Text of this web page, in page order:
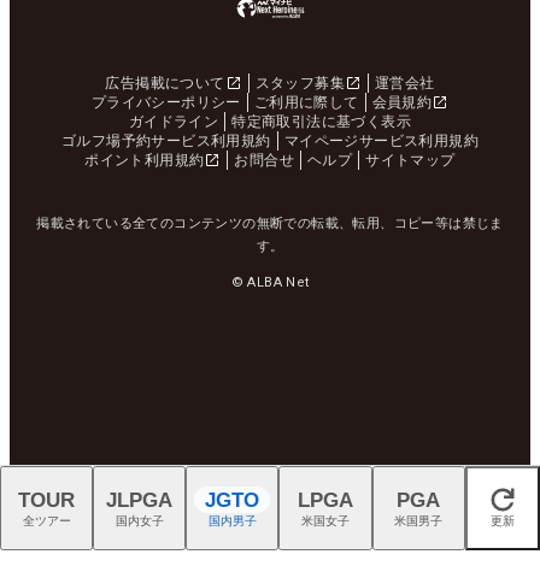
広告掲載について スタッフ募集
運営会社
プライバシーポリシー
ご利用に際して
会員規約
ガイドライン
特定商取引法に基づく表示
ゴルフ場予約サービス利用規約
マイページサービス利用規約
ポイント利用規約
お問合せ ヘルプ サイトマップ
掲載されている全てのコンテンツの無断での転載、転用、コピー等は禁じま
す。
© ALBA Net
閉じる
TOUR
全ツアー
JLPGA
国内女子
JGTO
国内男子
LPGA
米国女子
PGA
米国男子 更新